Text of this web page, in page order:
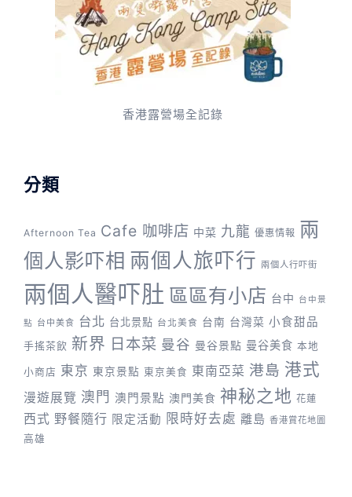
香港露營場全記錄
分類
Afternoon Tea Cafe 咖啡店 中菜 九龍 優惠情報 兩
個人影吓相 兩個人旅吓行 兩個人行吓街
兩個人醫吓肚 區區有小店 台中 台中景
點 台中美食 台北 台北景點 台北美食 台南 台灣菜 小食甜品
手搖茶飲 新界 日本菜 曼谷 曼谷景點 曼谷美食 本地
小商店 東京 東京景點 東京美食 東南亞菜 港島 港式
漫遊展覽 澳門 澳門景點 澳門美食 神秘之地 花蓮
西式 野餐隨行 限定活動 限時好去處 離島 香港賞花地圖
高雄